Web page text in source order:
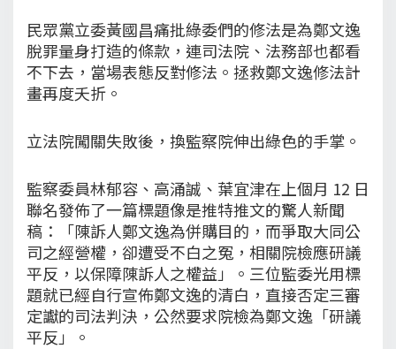
民眾黨立委黃國昌痛批綠委們的修法是為鄭文逸
脫罪量身打造的條款，連司法院、法務部也都看
不下去，當場表態反對修法。拯救鄭文逸修法計
畫再度夭折。
立法院闖關失敗後，換監察院伸出綠色的手掌。
監察委員林郁容、高涌誠、葉宜津在上個月 12 日
聯名發佈了一篇標題像是推特推文的驚人新聞
稿：「陳訴人鄭文逸為併購目的，而爭取大同公
司之經營權，卻遭受不白之冤，相關院檢應研議
平反，以保障陳訴人之權益」。三位監委光用標
題就已經自行宣佈鄭文逸的清白，直接否定三審
定讞的司法判決，公然要求院檢為鄭文逸「研議
平反」。